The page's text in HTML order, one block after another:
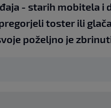
- starih mobitela i
toster ili
poželjno je